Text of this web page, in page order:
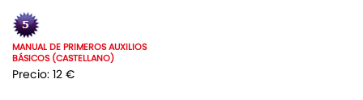
MANUAL DE PRIMEROS AUXILIOS
BÁSICOS (CASTELLANO)
Precio: 12 €